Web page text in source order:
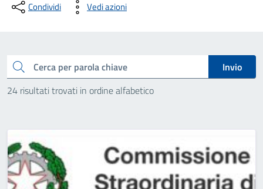
Condividi Vedi azioni
Cerca
Invio
24 risultati trovati in ordine alfabetico